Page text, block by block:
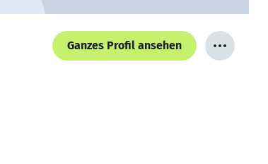
Ganzes Profil ansehen